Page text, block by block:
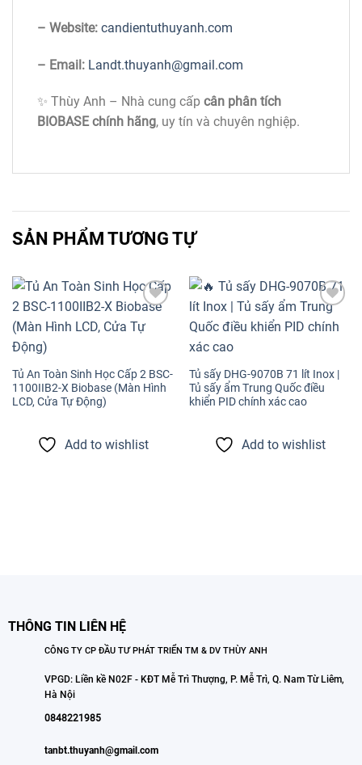
– Website: candientuthuyanh.com
– Email: Landt.thuyanh@gmail.com
✨ Thùy Anh – Nhà cung cấp cân phân tích
BIOBASE chính hãng, uy tín và chuyên nghiệp.
SẢN PHẨM TƯƠNG TỰ
wishlist
Tủ An Toàn Sinh Học Cấp 2 BSC-
1100IIB2-X Biobase (Màn Hình
LCD, Cửa Tự Động)
Add to wishlist
Add to
wishlist
Tủ sấy DHG-9070B 71 lít Inox |
Tủ sấy ẩm Trung Quốc điều
khiển PID chính xác cao
Add to wishlist
THÔNG TIN LIÊN HỆ
CÔNG TY CP ĐẦU TƯ PHÁT TRIỂN TM & DV THÙY ANH
VPGD: Liền kề N02F - KĐT Mễ Trì Thượng, P. Mễ Trì, Q. Nam Từ Liêm,
Hà Nội
0848221985
tanbt.thuyanh@gmail.com